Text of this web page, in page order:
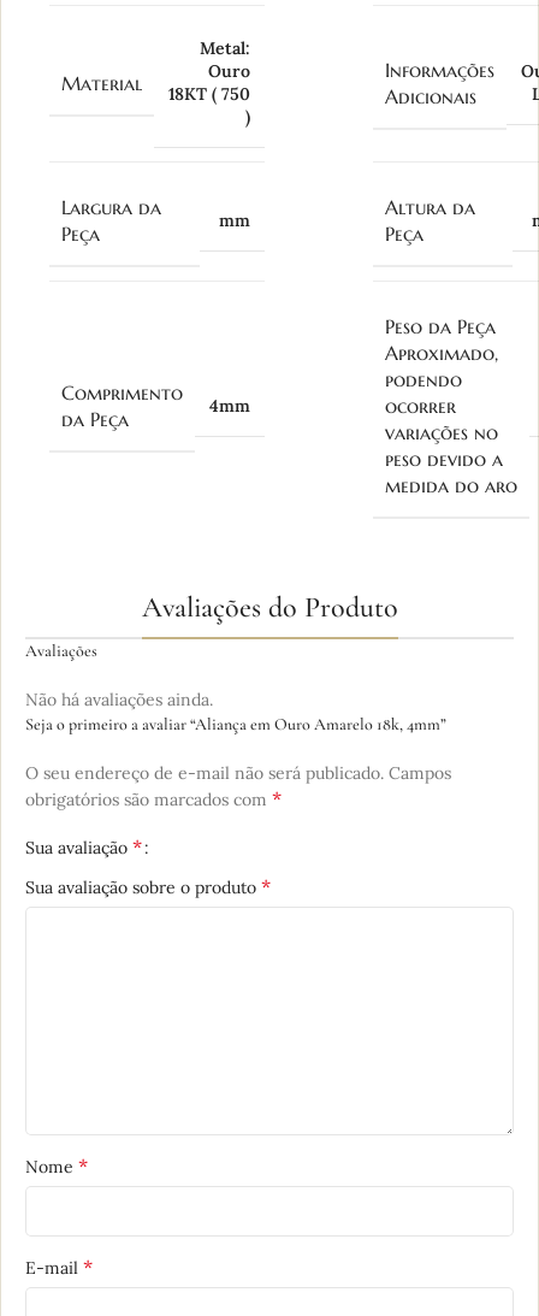
Material
Metal:
Ouro
18KT ( 750
)
Informações
Adicionais
Largura da
Peça
mm
Altura da
Peça
Comprimento
da Peça
4mm
Peso da Peça
Aproximado,
podendo
ocorrer
variações no
peso devido a
medida do aro
Avaliações do Produto
Avaliações
Não há avaliações ainda.
Seja o primeiro a avaliar “Aliança em Ouro Amarelo 18k, 4mm”
O seu endereço de e-mail não será publicado. Campos
obrigatórios são marcados com *
Sua avaliação *
Sua avaliação sobre o produto *
Nome *
E-mail *